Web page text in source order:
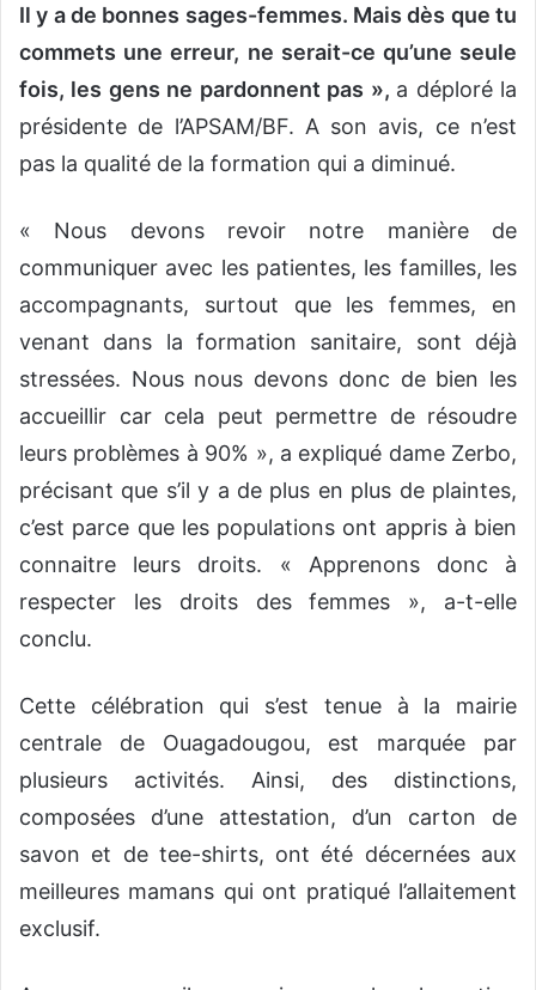
Il y a de bonnes sages-femmes. Mais dès que tu
commets une erreur, ne serait-ce qu’une seule
fois, les gens ne pardonnent pas », a déploré la
présidente de l’APSAM/BF. A son avis, ce n’est
pas la qualité de la formation qui a diminué.
« Nous devons revoir notre manière de
communiquer avec les patientes, les familles, les
accompagnants, surtout que les femmes, en
venant dans la formation sanitaire, sont déjà
stressées. Nous nous devons donc de bien les
accueillir car cela peut permettre de résoudre
leurs problèmes à 90% », a expliqué dame Zerbo,
précisant que s’il y a de plus en plus de plaintes,
c’est parce que les populations ont appris à bien
connaitre leurs droits. « Apprenons donc à
respecter les droits des femmes », a-t-elle
conclu.
Cette célébration qui s’est tenue à la mairie
centrale de Ouagadougou, est marquée par
plusieurs activités. Ainsi, des distinctions,
composées d’une attestation, d’un carton de
savon et de tee-shirts, ont été décernées aux
meilleures mamans qui ont pratiqué l’allaitement
exclusif.